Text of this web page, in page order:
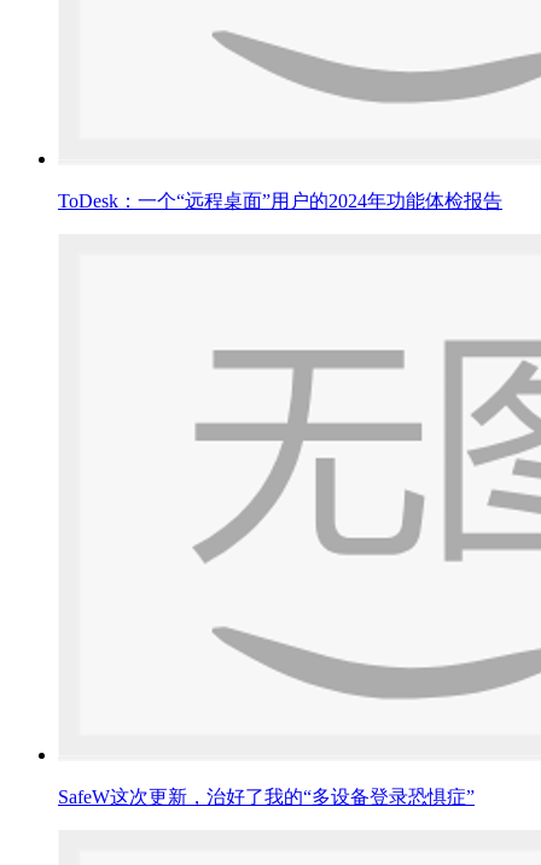
ToDesk：一个“远程桌面”用户的2024年功能体检报告
SafeW这次更新，治好了我的“多设备登录恐惧症”